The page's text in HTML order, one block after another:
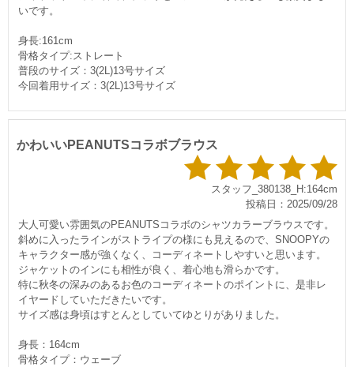
いです。
身長:161cm
骨格タイプ:ストレート
普段のサイズ：3(2L)13号サイズ
今回着用サイズ：3(2L)13号サイズ
かわいいPEANUTSコラボブラウス
スタッフ_380138_H:164cm
投稿日：2025/09/28
大人可愛い雰囲気のPEANUTSコラボのシャツカラーブラウスです。
斜めに入ったラインがストライプの様にも見えるので、SNOOPYの
キャラクター感が強くなく、コーディネートしやすいと思います。
ジャケットのインにも相性が良く、着心地も滑らかです。
特に秋冬の深みのあるお色のコーディネートのポイントに、是非レ
イヤードしていただきたいです。
サイズ感は身頃はすとんとしていてゆとりがありました。
身長：164cm
骨格タイプ：ウェーブ